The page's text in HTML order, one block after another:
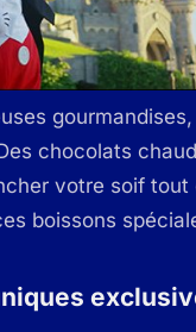
chocolats
votre soif
boissons